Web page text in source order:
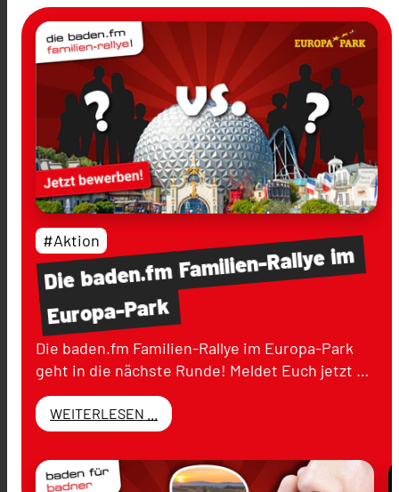
Diebaden.fmFamilien-Rallyeim
Europa-Park
#Aktion
Die baden.fm Familien-Rallye im Europa-Park
geht in die nächste Runde! Meldet Euch jetzt …
WEITERLESEN ...